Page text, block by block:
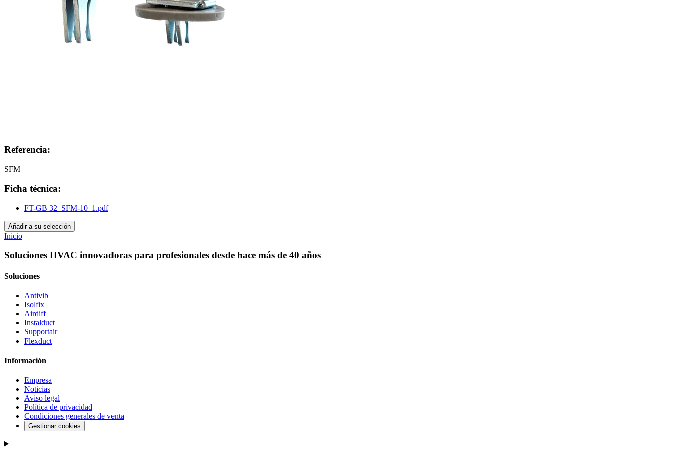
Referencia:
SFM
Ficha técnica:
FT-GB 32_SFM-10_1.pdf
Añadir a su selección
Inicio
Soluciones HVAC innovadoras para profesionales desde hace más de 40 años
Soluciones
Antivib
Isolfix
Airdiff
Instalduct
Supportair
Flexduct
Información
Empresa
Noticias
Aviso legal
Política de privacidad
Condiciones generales de venta
Gestionar cookies